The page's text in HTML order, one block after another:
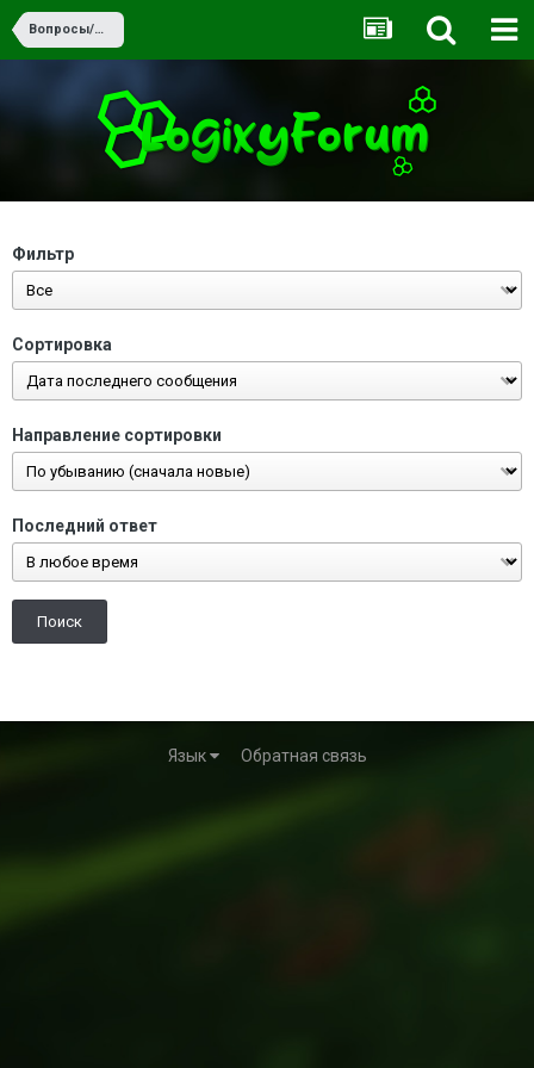
Вопросы/Ответы
Фильтр
Сортировка
Направление сортировки
Последний ответ
Поиск
Язык Обратная связь